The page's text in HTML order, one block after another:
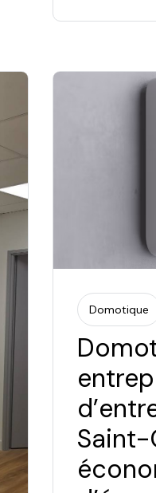
Domotique
Saint-